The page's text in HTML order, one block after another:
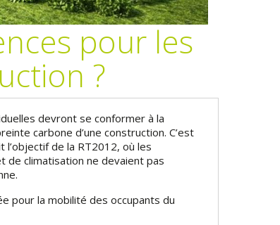
pour les
?
devront se conformer à la
carbone d’une construction. C’est
de la RT2012, où les
de climatisation ne devaient pas
pour la mobilité des occupants du